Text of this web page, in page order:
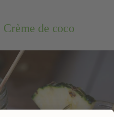
Crème de coco